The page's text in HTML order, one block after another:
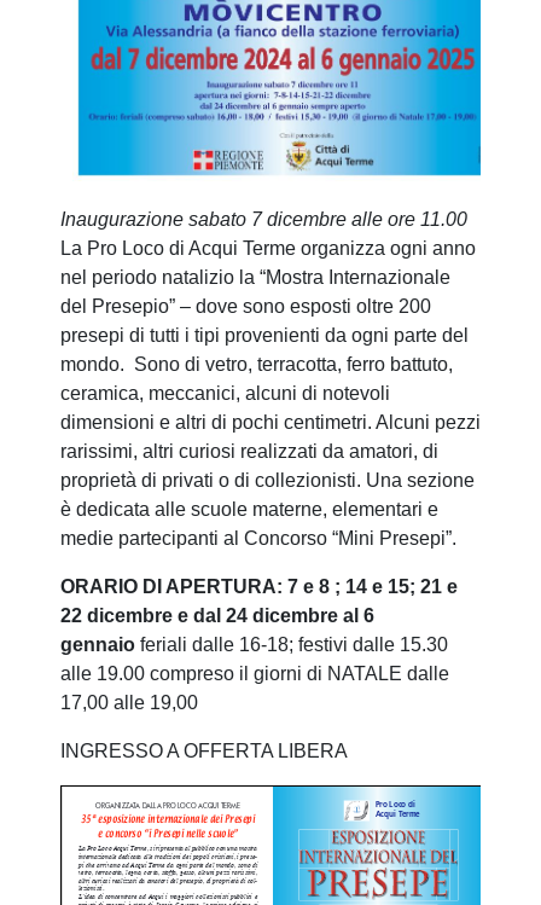
Inaugurazione sabato 7 dicembre alle ore 11.00
La Pro Loco di Acqui Terme organizza ogni anno
nel periodo natalizio la “Mostra Internazionale
del Presepio” – dove sono esposti oltre 200
presepi di tutti i tipi provenienti da ogni parte del
mondo. Sono di vetro, terracotta, ferro battuto,
ceramica, meccanici, alcuni di notevoli
dimensioni e altri di pochi centimetri. Alcuni pezzi
rarissimi, altri curiosi realizzati da amatori, di
proprietà di privati o di collezionisti. Una sezione
è dedicata alle scuole materne, elementari e
medie partecipanti al Concorso “Mini Presepi”.
ORARIO DI APERTURA: 7 e 8 ; 14 e 15; 21 e
22 dicembre e dal 24 dicembre al 6
gennaio feriali dalle 16-18; festivi dalle 15.30
alle 19.00 compreso il giorni di NATALE dalle
17,00 alle 19,00
INGRESSO A OFFERTA LIBERA